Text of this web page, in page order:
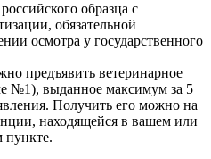
образца с
обязательной
осмотра у государственного
предъявить ветеринарное
№1), выданное максимум за 5
Получить его можно на
находящейся в вашем или
пункте.